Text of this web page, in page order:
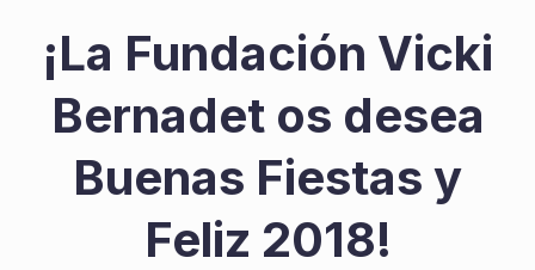
¡La Fundación Vicki
Bernadet os desea
Buenas Fiestas y
Feliz 2018!